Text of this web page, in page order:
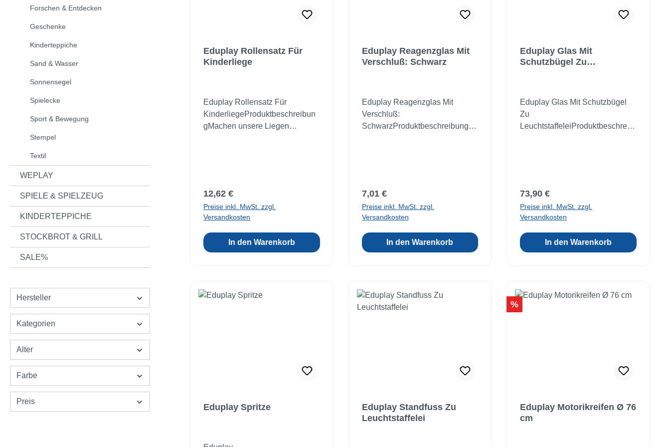
Forschen & Entdecken
Geschenke
Kinderteppiche
Sand & Wasser
Sonnensegel
Spielecke
Sport & Bewegung
Stempel
Textil
WEPLAY
SPIELE & SPIELZEUG
KINDERTEPPICHE
STOCKBROT & GRILL
SALE%
Hersteller
Kategorien
Alter
Farbe
Preis
Eduplay Rollensatz Für
Kinderliege
Eduplay Rollensatz Für
KinderliegeProduktbeschreibun
gMachen unsere Liegen
cm, Höhe 5,5 cm, M8-Gewinde,
Schraube
Regulärer Preis:
12,62 €
Preise inkl. MwSt. zzgl.
Versandkosten
In den Warenkorb
Eduplay Reagenzglas Mit
Verschluß: Schwarz
Eduplay Reagenzglas Mit
Verschluß:
SchwarzProduktbeschreibungR
innenWarnhinweis: Achtung! Für
Kinder unter 36 Monaten nicht
geeignet! Erstickungsgefahr
durch Kleinteile!
Regulärer Preis:
7,01 €
Preise inkl. MwSt. zzgl.
Versandkosten
In den Warenkorb
Eduplay Glas Mit
Schutzbügel Zu
Eduplay Glas Mit Schutzbügel
Zu
LeuchtstaffeleiProduktbeschreib
cmWarnhinweis: Achtung! Für
Kinder unter 36 Monaten nicht
geeignet! Erstickungsgefahr
durch Kleinteile!
Regulärer Preis:
73,90 €
Preise inkl. MwSt. zzgl.
Versandkosten
In den Warenkorb
Eduplay Spritze
Eduplay Standfuss Zu
Leuchtstaffelei
Rabatt
%
Eduplay Motorikreifen Ø 76
cm